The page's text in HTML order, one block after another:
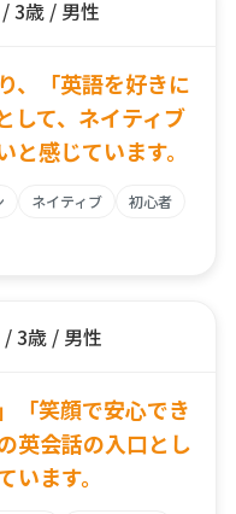
3歳 / 男性
、「英語を好きに
して、ネイティブ
感じています。
ネイティブ 初心者
3歳 / 男性
「笑顔で安心でき
英会話の入口とし
ます。